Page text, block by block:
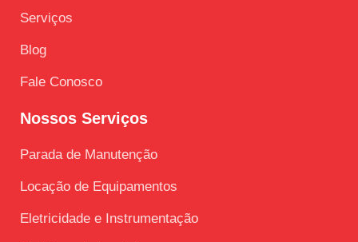
Serviços
Blog
Fale Conosco
Nossos Serviços
Parada de Manutenção
Locação de Equipamentos
Eletricidade e Instrumentação